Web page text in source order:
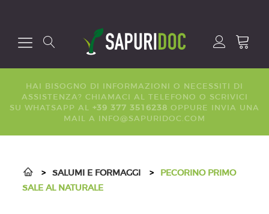
HAI BISOGNO DI INFORMAZIONI O NECESSITI DI
ASSISTENZA? CHIAMACI AL TELEFONO O SCRIVICI
SU WHATSAPP AL +39 377 3516238 OPPURE INVIA UNA
MAIL A INFO@SAPURIDOC.COM
> SALUMI E FORMAGGI >
PECORINO PRIMO
SALE AL NATURALE